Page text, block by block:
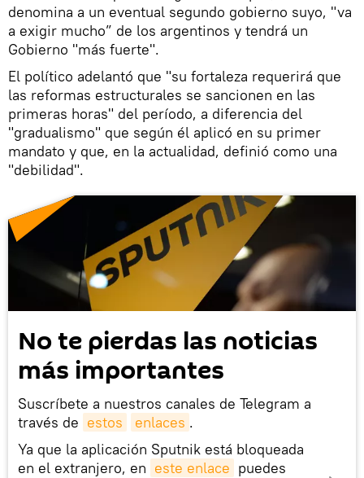
denomina a un eventual segundo gobierno suyo, "va
a exigir mucho” de los argentinos y tendrá un
Gobierno "más fuerte".
El político adelantó que "su fortaleza requerirá que
las reformas estructurales se sancionen en las
primeras horas" del período, a diferencia del
"gradualismo" que según él aplicó en su primer
mandato y que, en la actualidad, definió como una
"debilidad".
No te pierdas las noticias
más importantes
Suscríbete a nuestros canales de Telegram a
través de estos enlaces .
Ya que la aplicación Sputnik está bloqueada
en el extranjero, en este enlace puedes